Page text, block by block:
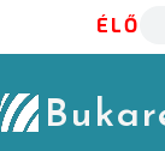
ÉLŐ